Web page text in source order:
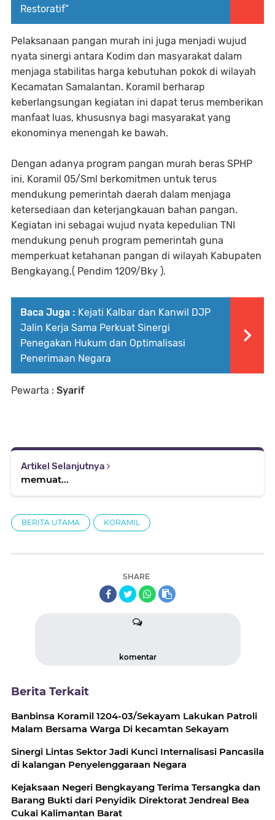
Restoratif”
Pelaksanaan pangan murah ini juga menjadi wujud
nyata sinergi antara Kodim dan masyarakat dalam
menjaga stabilitas harga kebutuhan pokok di wilayah
Kecamatan Samalantan. Koramil berharap
keberlangsungan kegiatan ini dapat terus memberikan
manfaat luas, khususnya bagi masyarakat yang
ekonominya menengah ke bawah.
Dengan adanya program pangan murah beras SPHP
ini, Koramil 05/Sml berkomitmen untuk terus
mendukung pemerintah daerah dalam menjaga
ketersediaan dan keterjangkauan bahan pangan.
Kegiatan ini sebagai wujud nyata kepedulian TNI
mendukung penuh program pemerintah guna
memperkuat ketahanan pangan di wilayah Kabupaten
Bengkayang.( Pendim 1209/Bky ).
Baca Juga : Kejati Kalbar dan Kanwil DJP
Jalin Kerja Sama Perkuat Sinergi
Penegakan Hukum dan Optimalisasi
Penerimaan Negara
Pewarta : Syarif
Artikel Selanjutnya
memuat...
BERITA UTAMA KORAMIL
SHARE
komentar
Berita Terkait
Banbinsa Koramil 1204-03/Sekayam Lakukan Patroli
Malam Bersama Warga Di kecamtan Sekayam
Sinergi Lintas Sektor Jadi Kunci Internalisasi Pancasila
di kalangan Penyelenggaraan Negara
Kejaksaan Negeri Bengkayang Terima Tersangka dan
Barang Bukti dari Penyidik Direktorat Jendreal Bea
Cukai Kalimantan Barat